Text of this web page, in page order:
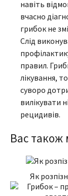
навіть
вчасно
грибок не
Слід
правил.
лікування,
суворо
вилікувати
рецидивів.
Вас також
Як